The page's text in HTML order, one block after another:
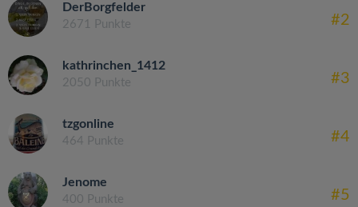
DerBorgfelder
2671 Punkte #2
kathrinchen_1412
2050 Punkte #3
tzgonline
464 Punkte #4
Jenome
400 Punkte #5